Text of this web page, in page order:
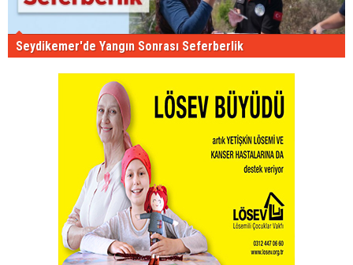
Seydikemer'de Yangın Sonrası Seferberlik